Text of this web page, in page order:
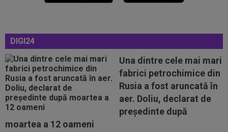
DIGI24
Una dintre cele mai mari
fabrici petrochimice din
Rusia a fost aruncată în
aer. Doliu, declarat de
președinte după
moartea a 12 oameni
10:47
FC Botoșani - Corvinul, LIVE VIDEO, 18:30, Digi
Sport 1. Moldovenii sunt în...
10:46
Arda Guler a spus ”DA” pentru transferul de la
Real Madrid! Salariu de 18...
10:39 EXCLUSIV
Se anunță sold-out la Sepsi -
FCSB! Laszlo Dioszegi: "S-au vândut biletele ca...